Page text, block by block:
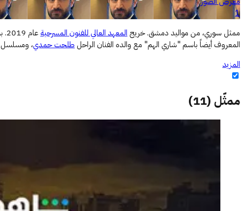
1
ممثل سوري، من مواليد دمشق. خريجالمعهد العالي للفنون المسرحيةعام 2019. بدأت مشاركاته الفنية كطفل في مسلسلات مثل:
المعروف أيضاً باسم "شاري الهم" مع والده الفنان الراحلطلحت حمدي، ومسلسل
المزيد
ممثّل (
11
)